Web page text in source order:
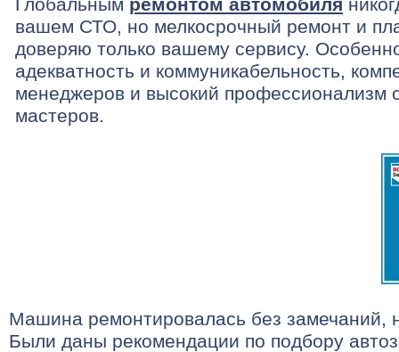
вашем СТО, но мелкосрочный ремонт и
доверяю только вашему сервису.
адекватность и коммуникабельность,
менеджеров и высокий профессионализм
мастеров.
Машина ремонтировалась без замечаний,
Были даны рекомендации по подбору